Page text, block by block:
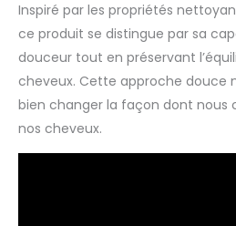
Inspiré par les propriétés
ce produit se distingue par sa
douceur tout en préservant
cheveux. Cette approche douce
bien changer la façon dont nous
nos cheveux.